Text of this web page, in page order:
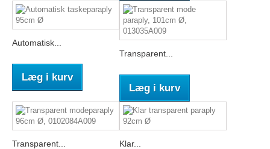
Automatisk...
Læg i kurv
Transparent...
Læg i kurv
Transparent... Klar...